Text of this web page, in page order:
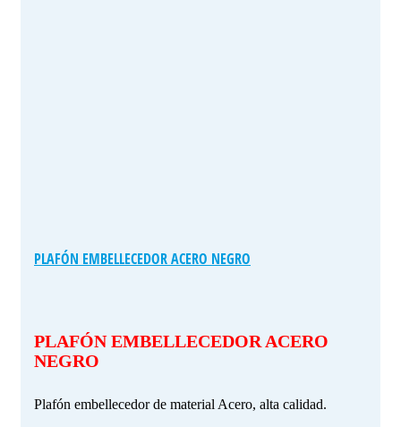
PLAFÓN EMBELLECEDOR ACERO NEGRO
PLAFÓN EMBELLECEDOR ACERO
NEGRO
Plafón embellecedor de material Acero, alta calidad.